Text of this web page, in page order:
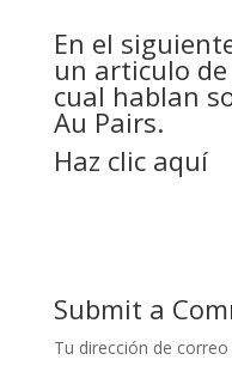
En el
un articulo
cual hablan
Au Pairs.
Haz clic aquí
Submit a
Tu dirección de